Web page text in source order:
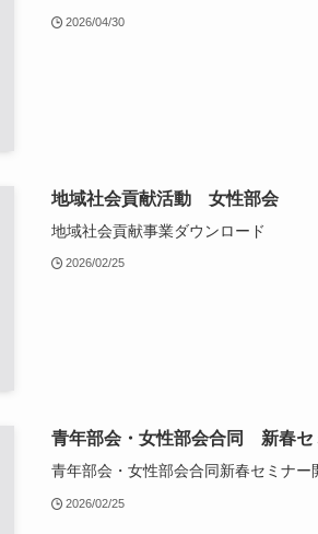
2026/04/30
地域社会貢献活動 女性部会
地域社会貢献事業ダウンロード
2026/02/25
青年部会・女性部会合同 新春セ
青年部会・女性部会合同新春セミナー
2026/02/25